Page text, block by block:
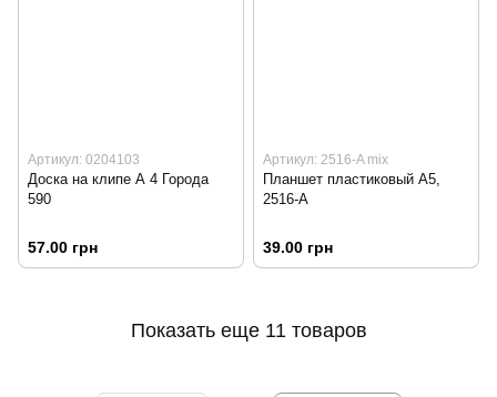
Артикул: 0204103
Доска на клипе А 4 Города
590
57.00 грн
Артикул: 2516-A mix
Планшет пластиковый А5,
2516-А
39.00 грн
Показать еще 11 товаров